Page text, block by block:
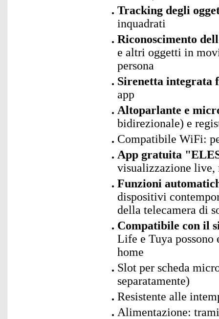
Tracking degli
inquadrati
Riconoscimento
e altri oggetti in
persona
Sirenetta integrata
app
Altoparlante e
bidirezionale) e
Compatibile WiFi:
App gratuita
visualizzazione live,
Funzioni
dispositivi
della telecamera di
Compatibile con il
Life e Tuya possono
home
Slot per scheda
separatamente)
Resistente alle
Alimentazione: